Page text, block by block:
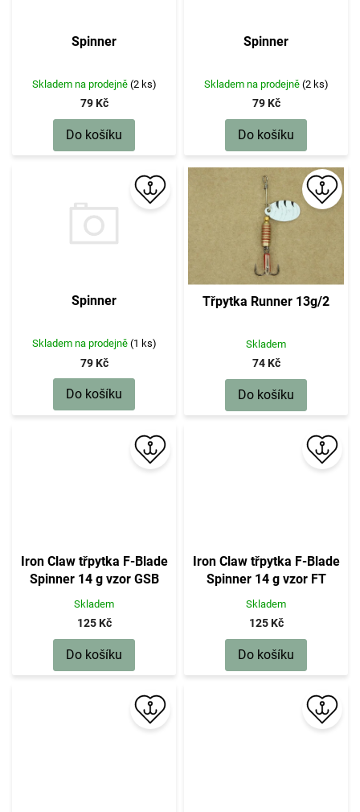
Spinner
Skladem na prodejně (2 ks)
79 Kč
Do košíku
Spinner
Skladem na prodejně (2 ks)
79 Kč
Do košíku
Spinner
Skladem na prodejně (1 ks)
79 Kč
Do košíku
Třpytka Runner 13g/2
Skladem
74 Kč
Do košíku
Iron Claw třpytka F-Blade
Spinner 14 g vzor GSB
Skladem
125 Kč
Do košíku
Iron Claw třpytka F-Blade
Spinner 14 g vzor FT
Skladem
125 Kč
Do košíku